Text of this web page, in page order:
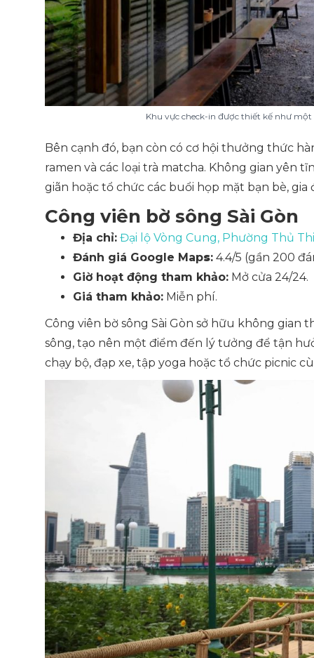
Khu vực check-in được thiết kế như một
Bên cạnh đó, bạn còn có cơ hội thưởng thức
ramen và các loại trà matcha. Không gian yên
giãn hoặc tổ chức các buổi họp mặt bạn bè, gia
Công viên bờ sông Sài Gòn
Địa chỉ: Đại lộ Vòng Cung, Phường Thủ
Đánh giá Google Maps: 4.4/5 (gần 200
Giờ hoạt động tham khảo: Mở cửa 24/24.
Giá tham khảo: Miễn phí.
Công viên bờ sông Sài Gòn sở hữu không gian
sông, tạo nên một điểm đến lý tưởng để tận
chạy bộ, đạp xe, tập yoga hoặc tổ chức picnic